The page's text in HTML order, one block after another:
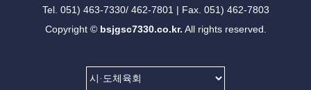
Tel. 051) 463-7330/ 462-7801 | Fax. 051) 462-7803
Copyright © bsjgsc7330.co.kr. All rights reserved.